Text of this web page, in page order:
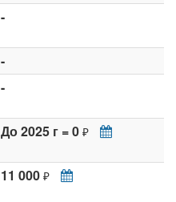
-
-
-
До 2025 г = 0 ₽
11 000 ₽